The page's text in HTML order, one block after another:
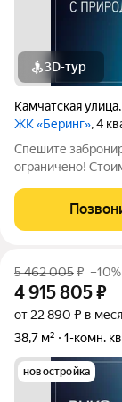
3D-тур
Камчатская улица,
ЖК «Беринг», 4
Спешите
ограничено!
обращайтесь в
Однокомнатная
5 462 005₽ –10%
4 915 805₽
от 22 890 ₽ в
38,7 м²
1-комн.
новостройка